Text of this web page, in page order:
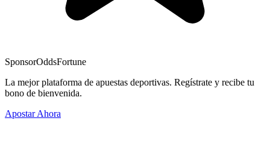
SponsorOddsFortune
La mejor plataforma de apuestas deportivas. Regístrate y recibe tu
bono de bienvenida.
Apostar Ahora